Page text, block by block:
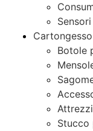
Cartongesso
Botole
Stucco